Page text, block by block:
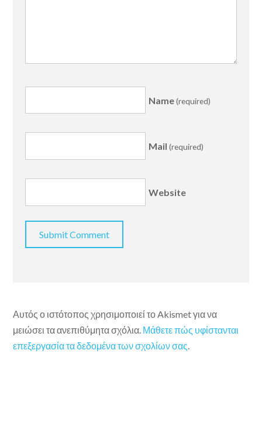
Name(required)
Mail (required)
Website
Αυτός ο ιστότοπος χρησιμοποιεί το Akismet για να
μειώσει τα ανεπιθύμητα σχόλια. Μάθετε πώς υφίστανται
επεξεργασία τα δεδομένα των σχολίων σας.